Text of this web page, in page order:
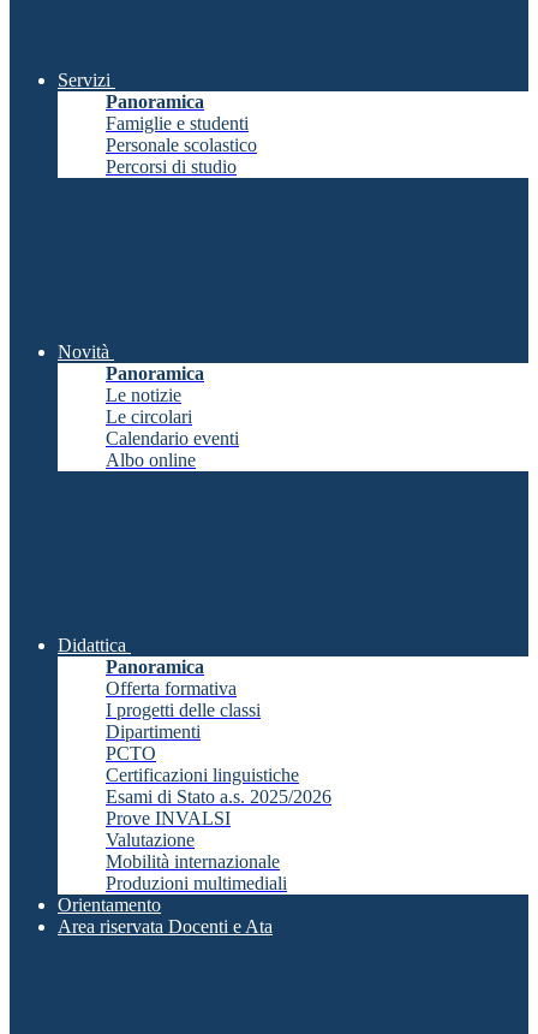
Servizi
Panoramica
Famiglie e studenti
Personale scolastico
Percorsi di studio
Novità
Panoramica
Le notizie
Le circolari
Calendario eventi
Albo online
Didattica
Panoramica
Offerta formativa
I progetti delle classi
Dipartimenti
PCTO
Certificazioni linguistiche
Esami di Stato a.s. 2025/2026
Prove INVALSI
Valutazione
Mobilità internazionale
Produzioni multimediali
Orientamento
Area riservata Docenti e Ata